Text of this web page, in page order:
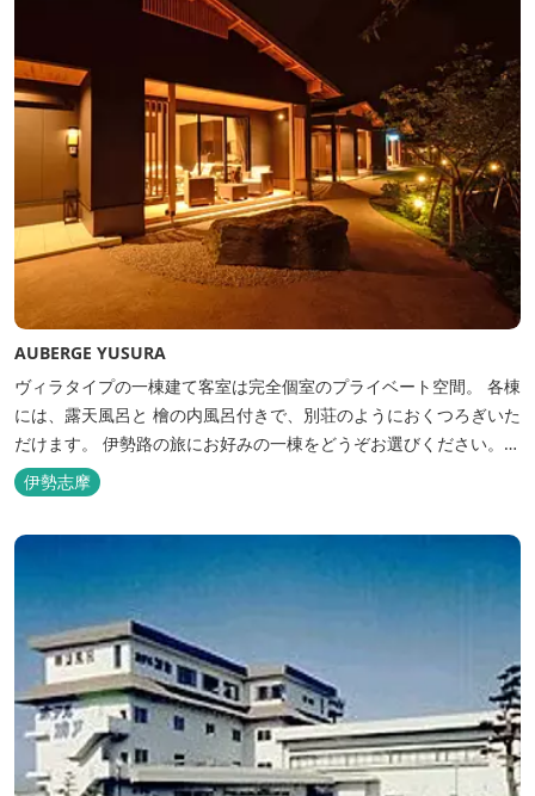
AUBERGE YUSURA
ヴィラタイプの一棟建て客室は完全個室のプライベート空間。 各棟
には、露天風呂と 檜の内風呂付きで、別荘のようにおくつろぎいた
だけます。 伊勢路の旅にお好みの一棟をどうぞお選びください。
「AUBERGE YUSURA」が大切にしていること それは、小さな宿な
らではの「ひと手間」のおもてなし。 「居・食・充」を満たし、皆
伊勢志摩